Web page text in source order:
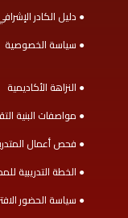
● دليل الكادر
● سياسة الخصوصية
● النزاهة الأكاديمية
● مواصفات البنية
● فحص أعمال
● الخطة التدريبية
● سياسة الحضور